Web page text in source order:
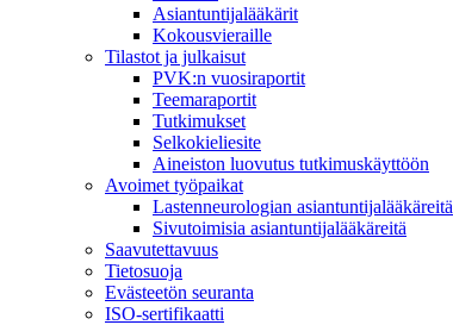
Asiantuntijalääkärit
Kokousvieraille
Tilastot ja julkaisut
PVK:n vuosiraportit
Teemaraportit
Tutkimukset
Selkokieliesite
Aineiston luovutus tutkimuskäyttöön
Avoimet työpaikat
Lastenneurologian asiantuntijalääkäreitä
Sivutoimisia asiantuntijalääkäreitä
Saavutettavuus
Tietosuoja
Evästeetön seuranta
ISO-sertifikaatti